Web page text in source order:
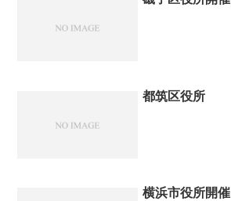
都筑区役所
横浜市役所開催